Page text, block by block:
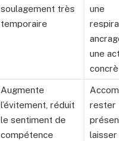
soulagement très
temporaire
une
une
Augmente
l’évitement, réduit
le sentiment de
compétence
rester
laisser